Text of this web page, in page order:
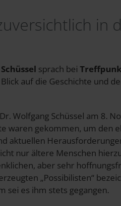
in
sprach bei
auf die Geschichte und
Wolfgang Schüssel am 8.
waren gekommen, um den
aktuellen
nur ältere Menschen
aber sehr
„Possibilisten“
sei es ihm stets gegangen.